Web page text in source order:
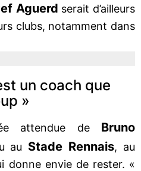
Aguerd serait d’ailleurs
clubs, notamment dans
un coach que
»
attendue de Bruno
au Stade Rennais, au
donne envie de rester. «